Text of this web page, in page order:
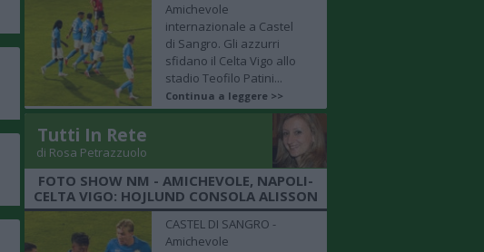
Amichevole
internazionale a Castel
di Sangro. Gli azzurri
sfidano il Celta Vigo allo
stadio Teofilo Patini...
Continua a leggere >>
Tutti In Rete
di Rosa Petrazzuolo
FOTO SHOW NM - AMICHEVOLE, NAPOLI-
CELTA VIGO: HOJLUND CONSOLA ALISSON
CASTEL DI SANGRO -
Amichevole